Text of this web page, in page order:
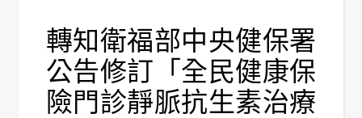
轉知衛福部中央健保署
公告修訂「全民健康保
險門診靜脈抗生素治療